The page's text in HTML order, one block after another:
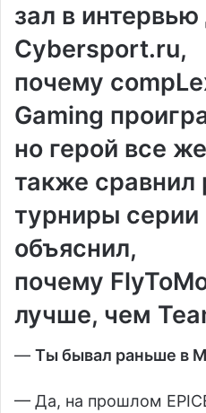
зал в интервью
Cybersport.ru,
почему
Gaming
но герой все
также сравнил
турниры серии
объяснил,
почему
лучше, чем
— Ты бывал раньше в
— Да, на прошлом